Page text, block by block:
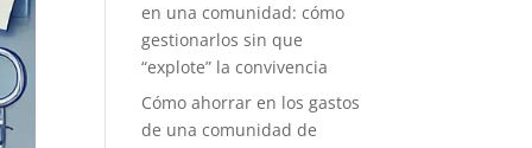
en una comunidad: cómo
gestionarlos sin que
“explote” la convivencia
Cómo ahorrar en los gastos
de una comunidad de